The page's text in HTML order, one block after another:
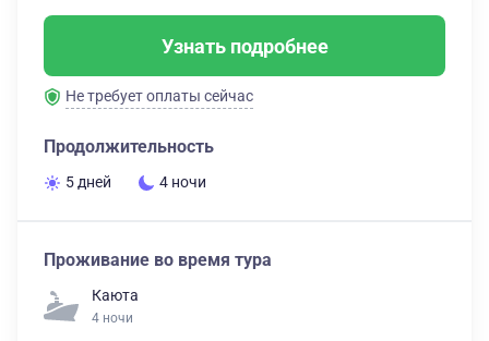
Узнать подробнее
Не требует оплаты сейчас
Продолжительность
5 дней 4 ночи
Проживание во время тура
Каюта
4 ночи